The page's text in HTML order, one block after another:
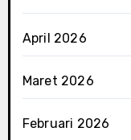
April 2026
Maret 2026
Februari 2026